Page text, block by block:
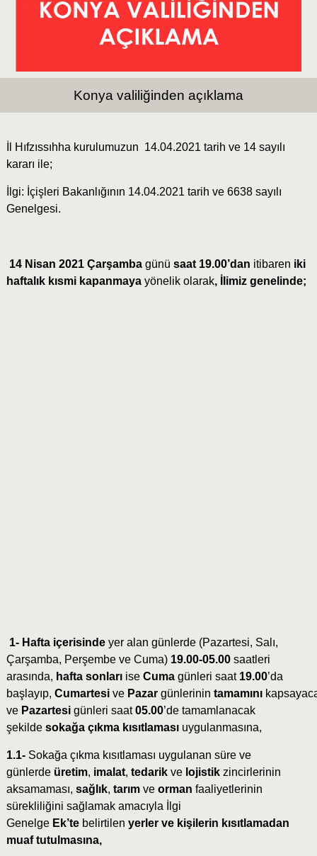
Konya valiliğinden açıklama
İl Hıfzıssıhha kurulumuzun 14.04.2021 tarih ve 14 sayılı
kararı ile;
İlgi: İçişleri Bakanlığının 14.04.2021 tarih ve 6638 sayılı
Genelgesi.
14 Nisan 2021 Çarşamba günü saat 19.00’dan itibaren iki
haftalık kısmi kapanmaya yönelik olarak, İlimiz genelinde;
1- Hafta içerisinde yer alan günlerde (Pazartesi, Salı,
Çarşamba, Perşembe ve Cuma) 19.00-05.00 saatleri
arasında, hafta sonları ise Cuma günleri saat 19.00’da
başlayıp, Cumartesi ve Pazar günlerinin tamamını
ve Pazartesi günleri saat05.00’de tamamlanacak
şekilde sokağa çıkma kısıtlaması uygulanmasına,
1.1- Sokağa çıkma kısıtlaması uygulanan süre ve
günlerde üretim, imalat, tedarik ve lojistik zincirlerinin
aksamaması, sağlık, tarım ve orman faaliyetlerinin
sürekliliğini sağlamak amacıyla İlgi
Genelge Ek’te belirtilen yerler ve kişilerin kısıtlamadan
muaf tutulmasına,